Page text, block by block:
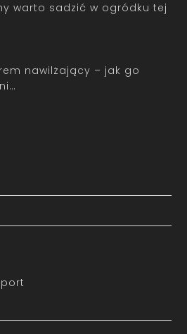
warto sadzić w ogródku tej
nawilżający – jak go